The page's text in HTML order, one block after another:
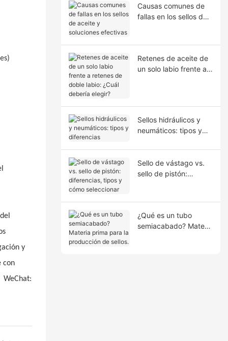
y
con
WeChat:
Causas comunes de
fallas en los sellos de
Retenes de aceite de
un solo labio frente a
Sellos hidráulicos y
neumáticos: tipos y
Sello de vástago vs.
sello de pistón:
¿Qué es un tubo
semiacabado? Materia